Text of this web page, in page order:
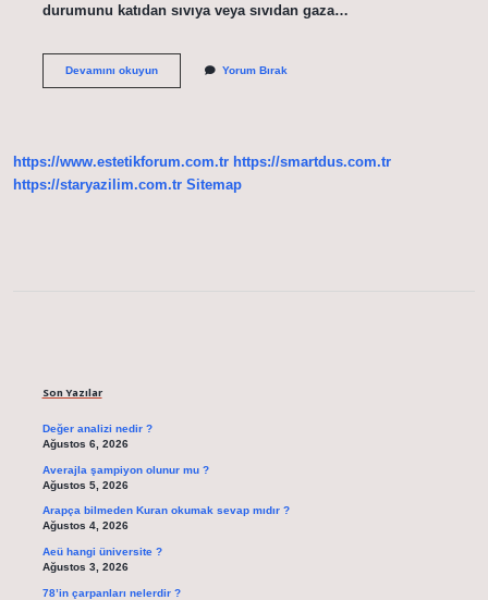
durumunu katıdan sıvıya veya sıvıdan gaza…
Devamını okuyunÇelik
Yorum Bırak
https://www.estetikforum.com.tr https://smartdus.com.tr
https://staryazilim.com.tr Sitemap
Son Yazılar
Değer analizi nedir ?
Ağustos 6, 2026
Averajla şampiyon olunur mu ?
Ağustos 5, 2026
Arapça bilmeden Kuran okumak sevap mıdır ?
Ağustos 4, 2026
Aeü hangi üniversite ?
Ağustos 3, 2026
78’in çarpanları nelerdir ?